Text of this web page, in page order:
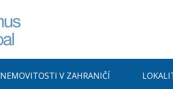
NEMOVITOSTI V ZAHRANIČÍ